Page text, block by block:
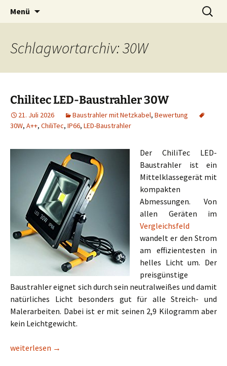
Menü
Suchen
nach:
Schlagwortarchiv: 30W
Chilitec LED-Baustrahler 30W
21. Juli 2026 Baustrahler mit Netzkabel, Bewertung
30W, A++, ChiliTec, IP66, LED-Baustrahler
Der ChiliTec LED-
Baustrahler ist ein
Mittelklassegerät mit
kompakten
Abmessungen. Von
allen Geräten im
Vergleichsfeld
wandelt er den Strom
am effizientesten in
helles Licht um. Der
preisgünstige
Baustrahler eignet sich durch sein neutralweißes und damit
natürliches Licht besonders gut für alle Streich- und
Malerarbeiten. Dabei ist er mit seinen 2,9 Kilogramm aber
kein Leichtgewicht.
Chilitec LED-Baustrahler 30W
weiterlesen →